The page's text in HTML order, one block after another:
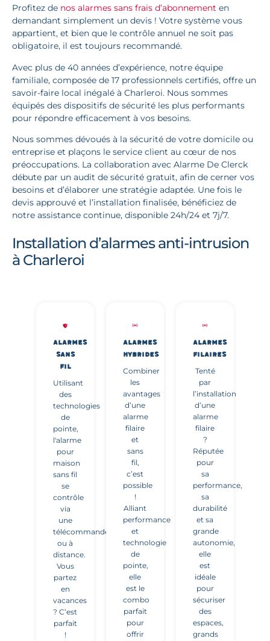
Profitez de nos alarmes sans frais d’abonnement en
demandant simplement un devis ! Votre système vous
appartient, et bien que le contrôle annuel ne soit pas
obligatoire, il est toujours recommandé.
Avec plus de 40 années d’expérience, notre équipe
familiale, composée de 17 professionnels certifiés, offre un
savoir-faire local inégalé à Charleroi. Nous sommes
équipés des dispositifs de sécurité les plus performants
pour répondre efficacement à vos besoins.
Nous sommes dévoués à la sécurité de votre domicile ou
entreprise et plaçons le service client au cœur de nos
préoccupations. La collaboration avec Alarme De Clerck
débute par un audit de sécurité gratuit, afin de cerner vos
besoins et d’élaborer une stratégie adaptée. Une fois le
devis approuvé et l’installation finalisée, bénéficiez de
notre assistance continue, disponible 24h/24 et 7j/7.
Installation d’alarmes anti-intrusion
à Charleroi
ALARMES
SANS
FIL
Utilisant
des
technologies
de
pointe,
l'alarme
pour
maison
sans fil
se
contrôle
via
une
télécommande
ou à
distance.
Vous
partez
en
vacances
? C’est
parfait
!
ALARMES
HYBRIDES
Combiner
les
avantages
d’une
alarme
filaire
et
sans
fil,
c’est
possible
!
Alliant
performance
et
technologie
de
pointe,
elle
est le
combo
parfait
pour
offrir
ALARMES
FILAIRES
Tenté
par
l’installation
d’une
alarme
filaire
?
Réputée
pour
sa
performance,
sa
durabilité
et sa
grande
autonomie,
elle
est
idéale
pour
sécuriser
des
espaces,
grands